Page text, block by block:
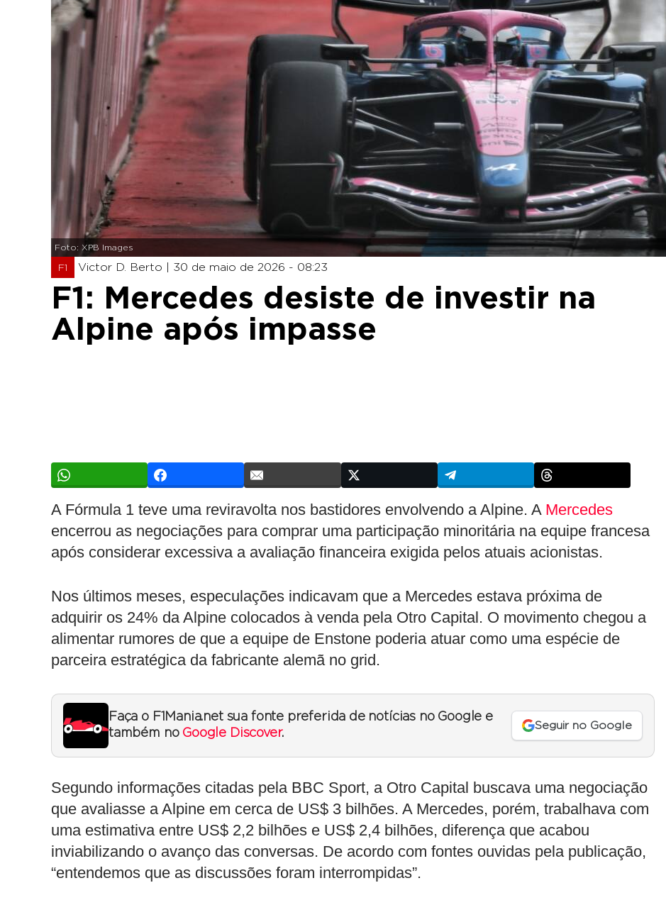
Foto: XPB Images
F1 Victor D. Berto | 30 de maio de 2026 - 08:23
F1: Mercedes desiste de investir na
Alpine após impasse
A Fórmula 1 teve uma reviravolta nos bastidores envolvendo a Alpine. A Mercedes
encerrou as negociações para comprar uma participação minoritária na equipe francesa
após considerar excessiva a avaliação financeira exigida pelos atuais acionistas.
Nos últimos meses, especulações indicavam que a Mercedes estava próxima de
adquirir os 24% da Alpine colocados à venda pela Otro Capital. O movimento chegou a
alimentar rumores de que a equipe de Enstone poderia atuar como uma espécie de
parceira estratégica da fabricante alemã no grid.
Faça o F1Mania.net sua fonte preferida de notícias no Google e
também no Google Discover.
Seguir no Google
Segundo informações citadas pela BBC Sport, a Otro Capital buscava uma negociação
que avaliasse a Alpine em cerca de US$ 3 bilhões. A Mercedes, porém, trabalhava com
uma estimativa entre US$ 2,2 bilhões e US$ 2,4 bilhões, diferença que acabou
inviabilizando o avanço das conversas. De acordo com fontes ouvidas pela publicação,
“entendemos que as discussões foram interrompidas”.